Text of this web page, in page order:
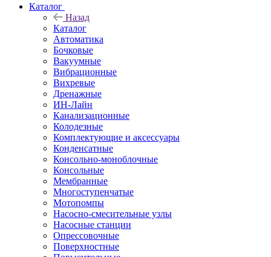
Каталог
Назад
Каталог
Автоматика
Бочковые
Вакуумные
Вибрационные
Вихревые
Дренажные
ИН-Лайн
Канализационные
Колодезные
Комплектующие и аксессуары
Конденсатные
Консольно-моноблочные
Консольные
Мембранные
Многоступенчатые
Мотопомпы
Насосно-смесительные узлы
Насосные станции
Опрессовочные
Поверхностные